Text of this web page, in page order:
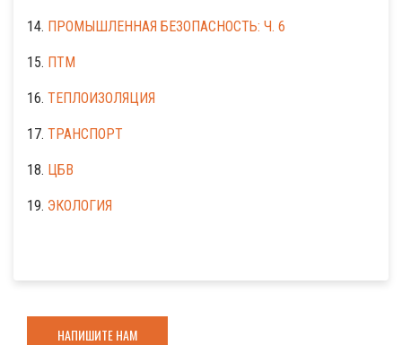
14. ПРОМЫШЛЕННАЯ БЕЗОПАСНОСТЬ: Ч. 6
15. ПТМ
16. ТЕПЛОИЗОЛЯЦИЯ
17. ТРАНСПОРТ
18. ЦБВ
19. ЭКОЛОГИЯ
НАПИШИТЕ НАМ